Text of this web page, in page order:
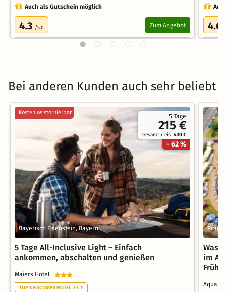
Auch als Gutschein möglich
4.3 /5.0 Zum Angebot 4.6
Bei anderen Kunden auch sehr beliebt
5 Tage
215 €
Gesamtpreis:430 €
- 62 %
Kostenlos stornierbar
Bayerisch Eisenstein, Bayern
5 Tage All-Inclusive Light – Einfach
ankommen, abschalten und genießen
Maiers Hotel
TOP NEWCOMER HOTEL 2026
Prag
im